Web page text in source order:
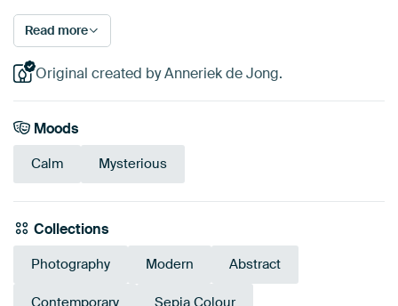
Read more
Original created by Anneriek de Jong.
Moods
Calm Mysterious
Collections
Photography Modern Abstract